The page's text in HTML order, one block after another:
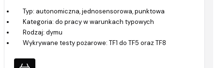
Typ: autonomiczna, jednosensorowa, punktowa
Kategoria: do pracy w warunkach typowych
Rodzaj: dymu
Wykrywane testy pożarowe: TF1 do TF5 oraz TF8